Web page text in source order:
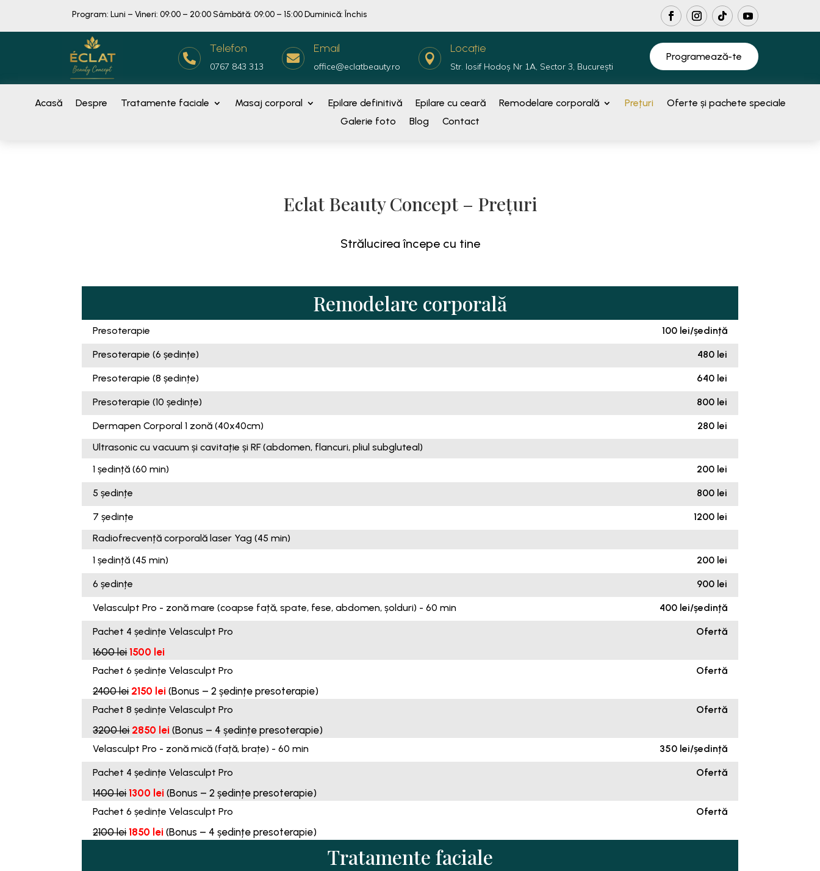
Program: Luni – Vineri: 09:00 – 20:00 Sâmbătă: 09:00 – 15:00 Duminică: Închis

Telefon
0767 843 313

Email
office@eclatbeauty.ro

Locație
Str. Iosif Hodoș Nr 1A, Sector 3, București
Programează-te
Acasă Despre Tratamente faciale Masaj corporal Epilare definitivă Epilare cu ceară Remodelare corporală Prețuri
Oferte și pachete speciale
Galerie foto
Blog Contact
Eclat Beauty Concept – Prețuri
Strălucirea începe cu tine
Remodelare corporală
Presoterapie 100 lei/ședință
Presoterapie (6 ședințe) 480 lei
Presoterapie (8 ședințe) 640 lei
Presoterapie (10 ședințe) 800 lei
Dermapen Corporal 1 zonă (40x40cm)
280 lei
Ultrasonic cu vacuum și cavitație și RF (abdomen, flancuri, pliul subgluteal)
1 ședință (60 min)
200 lei
5 ședințe 800 lei
7 ședințe
1200 lei
Radiofrecvență corporală laser Yag (45 min)
1 ședință (45 min)
200 lei
6 ședințe 900 lei
Velasculpt Pro - zonă mare (coapse față, spate, fese, abdomen, șolduri) - 60 min 400 lei/ședință
Pachet 4 ședințe Velasculpt Pro Ofertă
1600 lei 1500 lei
Pachet 6 ședințe Velasculpt Pro Ofertă
2400 lei 2150 lei (Bonus – 2 ședințe presoterapie)
Pachet 8 ședințe Velasculpt Pro Ofertă
3200 lei 2850 lei (Bonus – 4 ședințe presoterapie)
Velasculpt Pro - zonă mică (față, brațe) - 60 min 350 lei/ședință
Pachet 4 ședințe Velasculpt Pro Ofertă
1400 lei 1300 lei (Bonus – 2 ședințe presoterapie)
Pachet 6 ședințe Velasculpt Pro Ofertă
2100 lei 1850 lei (Bonus – 4 ședințe presoterapie)
Tratamente faciale